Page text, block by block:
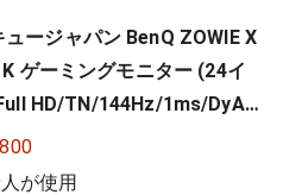
ュージャパン BenQ ZOWIE X
ゲーミングモニター (24イ
HD/TN/144Hz/1ms/DyAc/
台座/OSDメニュー/指一本で
整)
が使用